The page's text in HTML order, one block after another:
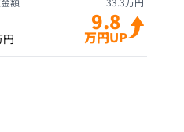
円
9.8
万円UP